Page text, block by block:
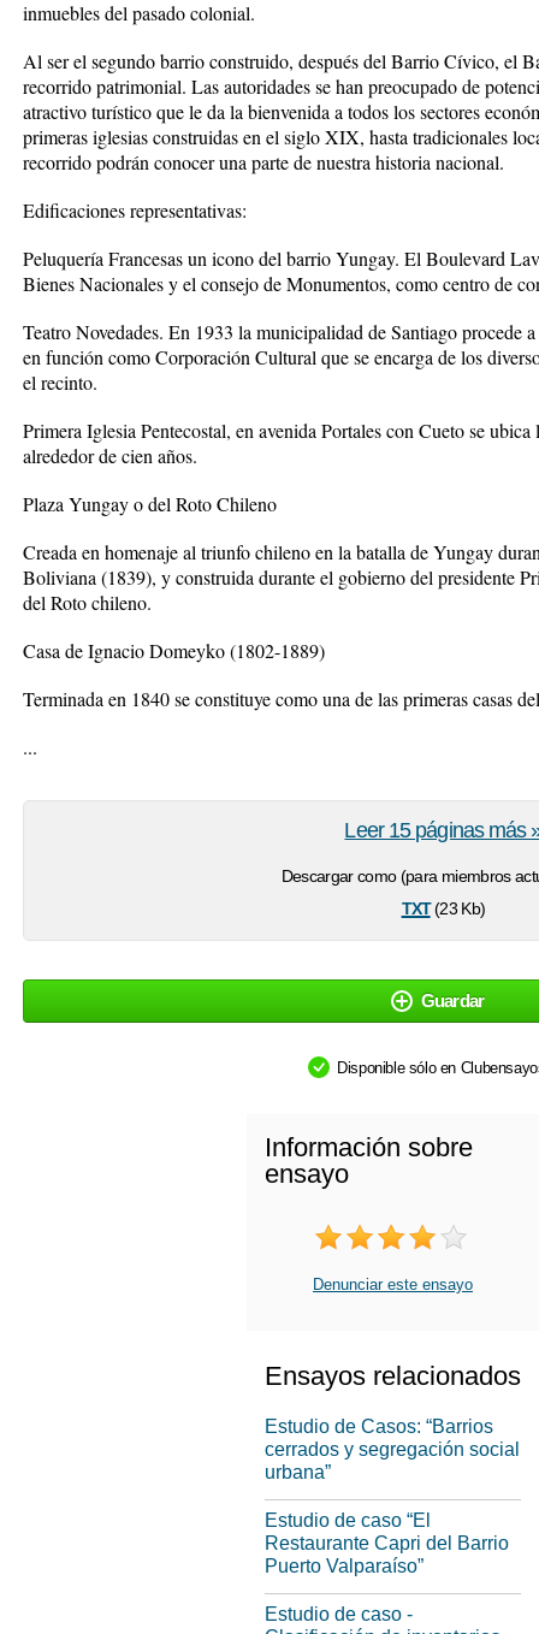
inmuebles del pasado colonial.
Al ser el segundo barrio construido, después del Barrio Cívico, el
recorrido patrimonial. Las autoridades se han preocupado de
atractivo turístico que le da la bienvenida a todos los sectores
primeras iglesias construidas en el siglo XIX, hasta tradicionales
recorrido podrán conocer una parte de nuestra historia nacional.
Edificaciones representativas:
Peluquería Francesas un icono del barrio Yungay. El Boulevard
Bienes Nacionales y el consejo de Monumentos, como centro de
Teatro Novedades. En 1933 la municipalidad de Santiago procede
en función como Corporación Cultural que se encarga de los
el recinto.
Primera Iglesia Pentecostal, en avenida Portales con Cueto se
alrededor de cien años.
Plaza Yungay o del Roto Chileno
Creada en homenaje al triunfo chileno en la batalla de Yungay
Boliviana (1839), y construida durante el gobierno del presidente
del Roto chileno.
Casa de Ignacio Domeyko (1802-1889)
Terminada en 1840 se constituye como una de las primeras casas
...
Descargar como (para miembros
txt(23 Kb)
Leer 15 páginas más
Guardar
Disponible sólo en
Información sobre
ensayo
Denunciar este ensayo
Ensayos relacionados
Estudio de Casos: “Barrios
cerrados y segregación social
urbana”
Estudio de caso “El
Restaurante Capri del Barrio
Puerto Valparaíso”
Estudio de caso -